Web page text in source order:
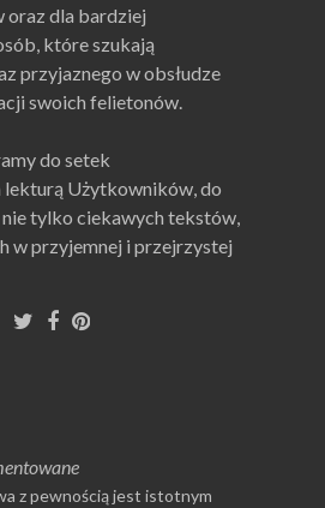
oraz dla bardziej
które szukają
przyjaznego w obsłudze
swoich felietonów.
do setek
lekturą Użytkowników, do
tylko ciekawych tekstów,
w przyjemnej i przejrzystej
z pewnością jest istotnym